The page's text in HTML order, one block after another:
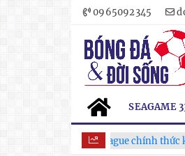
0965092345
SEAGAME
V.League chính thức khoác